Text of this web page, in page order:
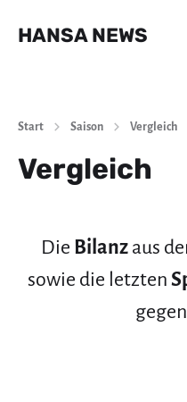
HANSA NEWS
Start Saison Vergleich
Vergleich
Die Bilanz aus
sowie die letzten